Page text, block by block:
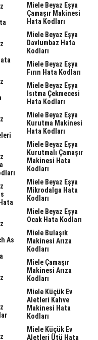
As
Miele Beyaz Eşya
Çamaşır Makinesi
Hata Kodları
Miele Beyaz Eşya
Davlumbaz Hata
Kodları
Miele Beyaz Eşya
Fırın Hata Kodları
Miele Beyaz Eşya
Isıtma Çekmecesi
Hata Kodları
Miele Beyaz Eşya
Kurutma Makinesi
Hata Kodları
Miele Beyaz Eşya
Kurutmalı Çamaşır
Makinesi Hata
Kodları
Miele Beyaz Eşya
Mikrodalga Hata
Kodları
Miele Beyaz Eşya
Ocak Hata Kodları
Miele Bulaşık
Makinesi Arıza
Kodları
Miele Çamaşır
Makinesi Arıza
Kodları
Miele Küçük Ev
Aletleri Kahve
Makinesi Hata
Kodları
Miele Küçük Ev
Aletleri Ütü Hata